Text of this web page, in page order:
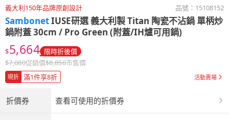
義大利150年品牌原創設計 品號： 15108152
SambonetIUSE研選 義大利製 Titan 陶瓷不沾鍋 單柄炒
鍋附蓋 30cm / Pro Green (附蓋/IH爐可用鍋)
$5,664 限時折後價
$7,080促銷價$8,850市售價
現折 滿1件享8折 活動賣場
折價券 查看可使用的折價券